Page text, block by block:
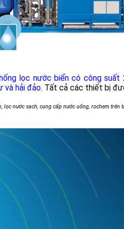
lọc nước biển có công
và hải đảo. Tất cả các thiết bị
lọc nước sạch, cung cấp nước uống, rochem trên